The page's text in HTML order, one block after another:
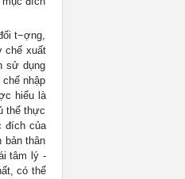
t−ợng,
chế xuất
sử dụng
nhập
hiểu là
thể thực
đích của
bản thân
tâm lý -
có thể